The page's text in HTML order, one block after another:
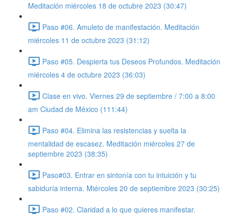
Meditación miércoles 18 de octubre 2023 (30:47)
Paso #06. Amuleto de manifestación. Meditación
miércoles 11 de octubre 2023 (31:12)
Paso #05. Despierta tus Deseos Profundos. Meditación
miércoles 4 de octubre 2023 (36:03)
Clase en vivo. Viernes 29 de septiembre / 7:00 a 8:00
am Ciudad de México (111:44)
Paso #04. Elimina las resistencias y suelta la
mentalidad de escasez. Meditación miércoles 27 de
septiembre 2023 (38:35)
Paso#03. Entrar en sintonía con tu intuición y tu
sabiduría interna. Miércoles 20 de septiembre 2023 (30:25)
Paso #02. Claridad a lo que quieres manifestar.